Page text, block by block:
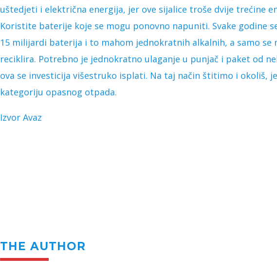
uštedjeti i električna energija, jer ove sijalice troše dvije trećine
Koristite baterije koje se mogu ponovno napuniti. Svake godine
15 milijardi baterija i to mahom jednokratnih alkalnih, a samo
reciklira. Potrebno je jednokratno ulaganje u punjač i paket od
ova se investicija višestruko isplati. Na taj način štitimo i okoliš,
kategoriju opasnog otpada.
Izvor Avaz
THE AUTHOR